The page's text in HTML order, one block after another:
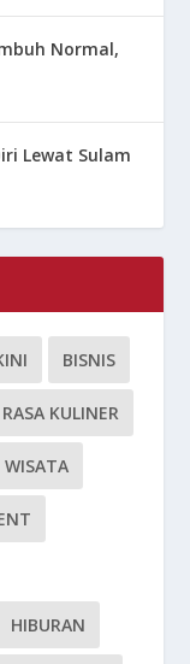
Normal,
Lewat Sulam
BISNIS
KULINER
WISATA
HIBURAN